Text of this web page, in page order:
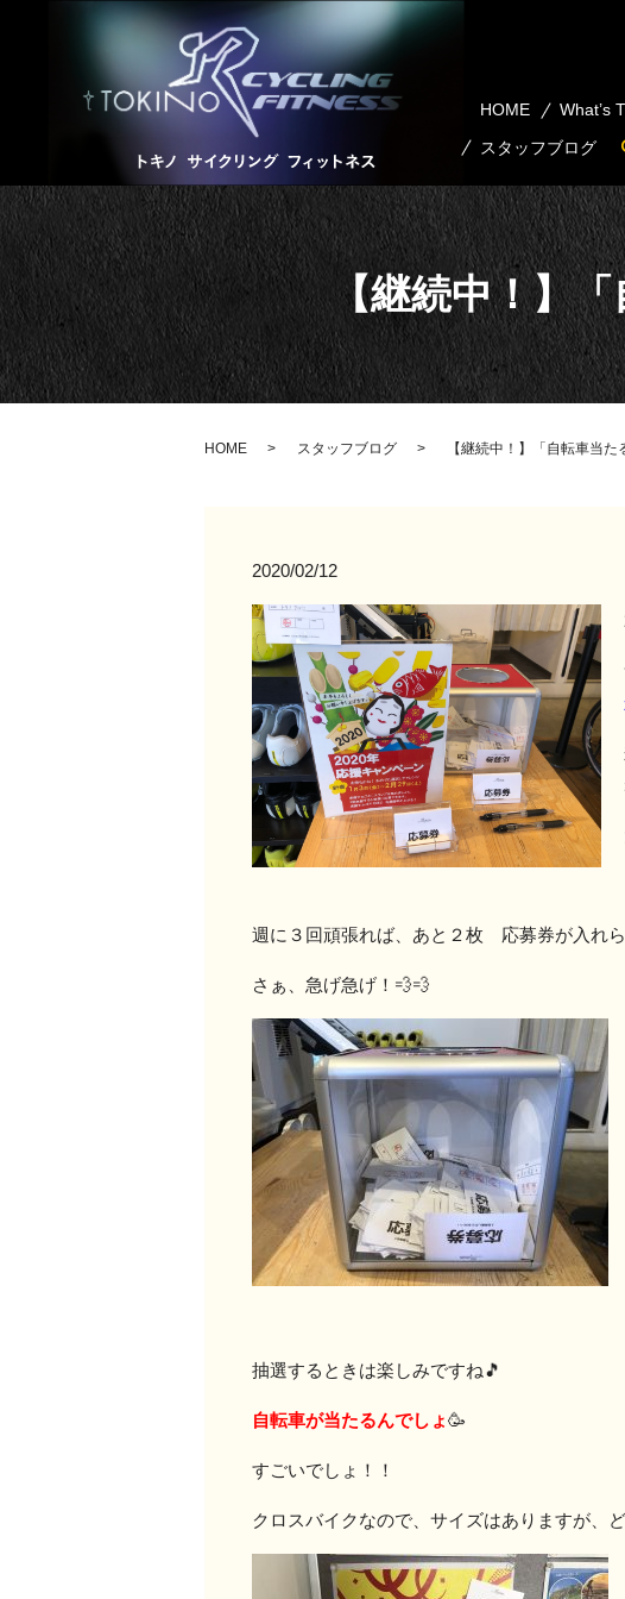
HOME What’s
スタッフブログ
【継続中！】
HOME スタッフブログ 【継続中！】「自転車当
2020/02/12
週に３回頑張れば、あと２枚 応募券が入れら
さぁ、急げ急げ！💨💨
抽選するときは楽しみですね🎵
自転車が当たるんでしょ🥳
すごいでしょ！！
クロスバイクなので、サイズはありますが、